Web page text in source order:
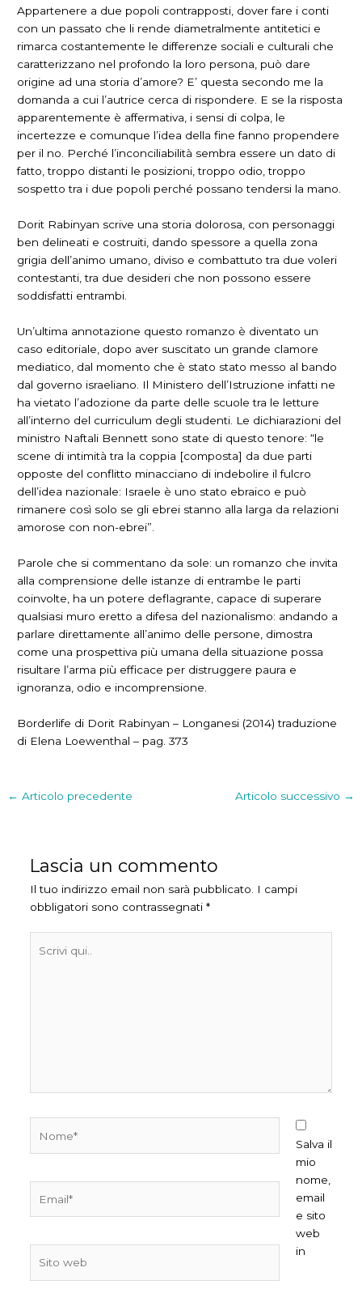
Appartenere a due popoli contrapposti, dover fare i conti
con un passato che li rende diametralmente antitetici e
rimarca costantemente le differenze sociali e culturali che
caratterizzano nel profondo la loro persona, può dare
origine ad una storia d’amore? E’ questa secondo me la
domanda a cui l’autrice cerca di rispondere. E se la risposta
apparentemente è affermativa, i sensi di colpa, le
incertezze e comunque l’idea della fine fanno propendere
per il no. Perché l’inconciliabilità sembra essere un dato di
fatto, troppo distanti le posizioni, troppo odio, troppo
sospetto tra i due popoli perché possano tendersi la mano.
Dorit Rabinyan scrive una storia dolorosa, con personaggi
ben delineati e costruiti, dando spessore a quella zona
grigia dell’animo umano, diviso e combattuto tra due voleri
contestanti, tra due desideri che non possono essere
soddisfatti entrambi.
Un’ultima annotazione questo romanzo è diventato un
caso editoriale, dopo aver suscitato un grande clamore
mediatico, dal momento che è stato stato messo al bando
dal governo israeliano. Il Ministero dell’Istruzione infatti ne
ha vietato l’adozione da parte delle scuole tra le letture
all’interno del curriculum degli studenti. Le dichiarazioni del
ministro Naftali Bennett sono state di questo tenore: “le
scene di intimità tra la coppia [composta] da due parti
opposte del conflitto minacciano di indebolire il fulcro
dell’idea nazionale: Israele è uno stato ebraico e può
rimanere così solo se gli ebrei stanno alla larga da relazioni
amorose con non-ebrei”.
Parole che si commentano da sole: un romanzo che invita
alla comprensione delle istanze di entrambe le parti
coinvolte, ha un potere deflagrante, capace di superare
qualsiasi muro eretto a difesa del nazionalismo: andando a
parlare direttamente all’animo delle persone, dimostra
come una prospettiva più umana della situazione possa
risultare l’arma più efficace per distruggere paura e
ignoranza, odio e incomprensione.
Borderlife di Dorit Rabinyan – Longanesi (2014) traduzione
di Elena Loewenthal – pag. 373
← Articolo precedente Articolo successivo →
Lascia un commento
Il tuo indirizzo email non sarà pubblicato.
I campi
obbligatori sono contrassegnati *
qui..
web
Salva il
mio
nome,
email
e sito
web
in